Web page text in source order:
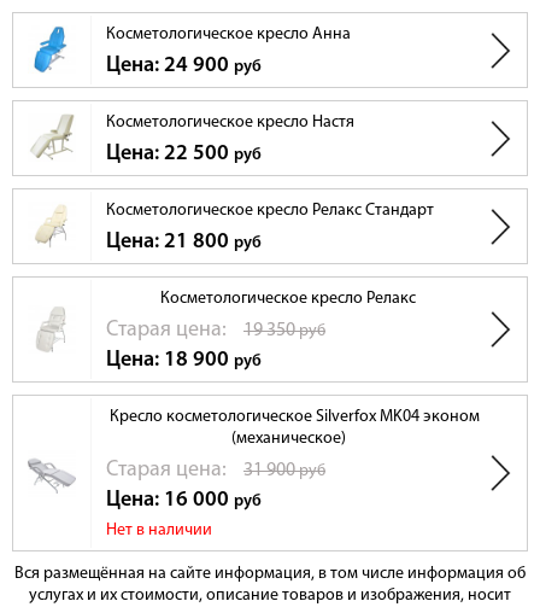
Косметологическое кресло Анна
Цена: 24 900 руб
Косметологическое кресло Настя
Цена: 22 500 руб
Косметологическое кресло Релакс Стандарт
Цена: 21 800 руб
Косметологическое кресло Релакс
Cтарая цена: 19 350руб
Цена: 18 900 руб
Кресло косметологическое Silverfox MK04 эконом
(механическое)
Cтарая цена: 31 900руб
Цена: 16 000 руб
Нет в наличии
Вся размещённая на сайте информация, в том числе информация об
услугах и их стоимости, описание товаров и изображения, носит